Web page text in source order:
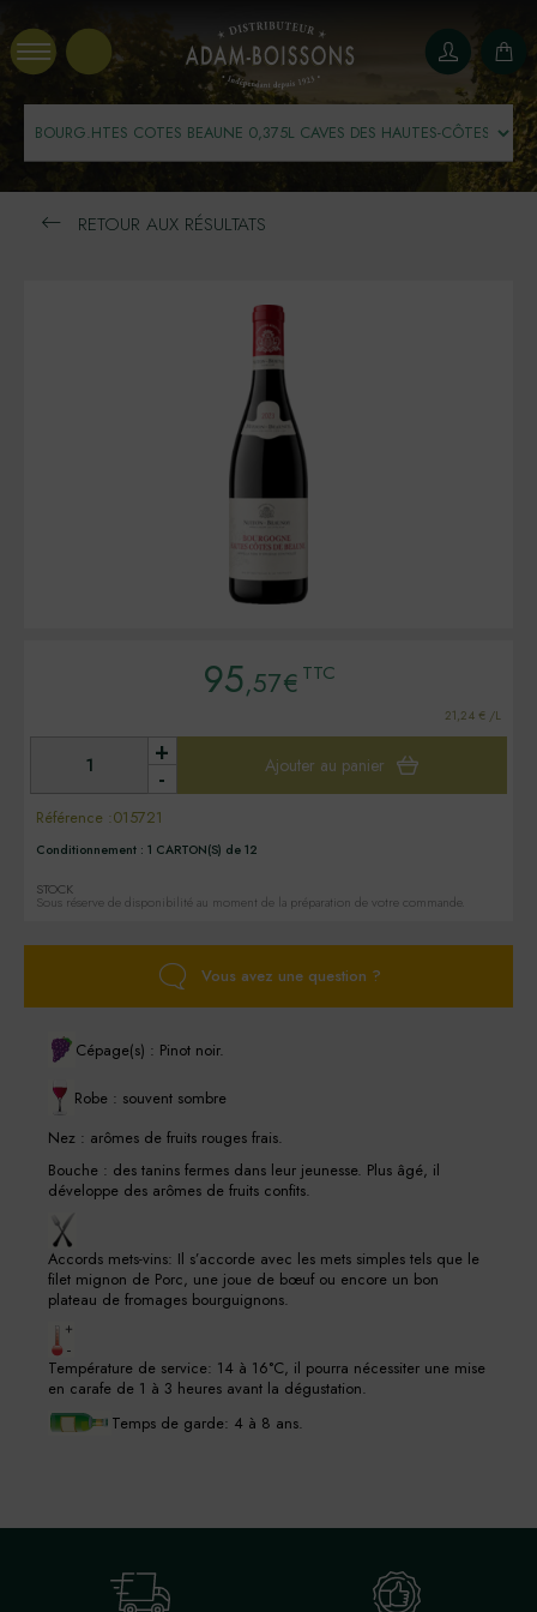
RETOUR AUX RÉSULTATS
Cépage(s) : Pinot noir.
Robe : souvent sombre
Nez : arômes de fruits rouges frais.
Bouche : des tanins fermes dans leur jeunesse. Plus âgé, il
développe des arômes de fruits confits.
Accords mets-vins: Il s’accorde avec les mets simples tels que le
filet mignon de Porc, une joue de bœuf ou encore un bon
plateau de fromages bourguignons.
Température de service: 14 à 16°C, il pourra nécessiter une mise
en carafe de 1 à 3 heures avant la dégustation.
Temps de garde: 4 à 8 ans.
95,57€ TTC
21,24 € /L
-
+ Ajouter au panier
Référence :015721
Conditionnement : 1 CARTON(S) de 12
STOCK
Sous réserve de disponibilité au moment de la préparation de votre commande.
Vous avez une question ?